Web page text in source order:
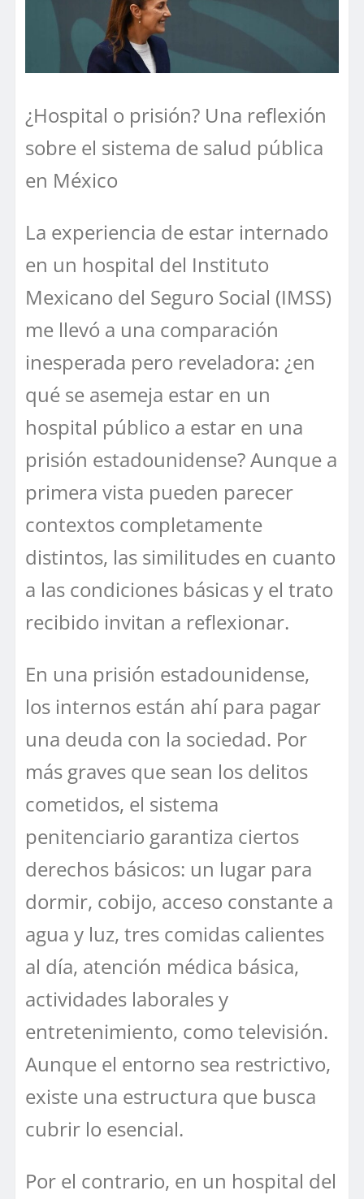
¿Hospital o prisión? Una reflexión
sobre el sistema de salud pública
en México
La experiencia de estar internado
en un hospital del Instituto
Mexicano del Seguro Social (IMSS)
me llevó a una comparación
inesperada pero reveladora: ¿en
qué se asemeja estar en un
hospital público a estar en una
prisión estadounidense? Aunque a
primera vista pueden parecer
contextos completamente
distintos, las similitudes en cuanto
a las condiciones básicas y el trato
recibido invitan a reflexionar.
En una prisión estadounidense,
los internos están ahí para pagar
una deuda con la sociedad. Por
más graves que sean los delitos
cometidos, el sistema
penitenciario garantiza ciertos
derechos básicos: un lugar para
dormir, cobijo, acceso constante a
agua y luz, tres comidas calientes
al día, atención médica básica,
actividades laborales y
entretenimiento, como televisión.
Aunque el entorno sea restrictivo,
existe una estructura que busca
cubrir lo esencial.
Por el contrario, en un hospital del